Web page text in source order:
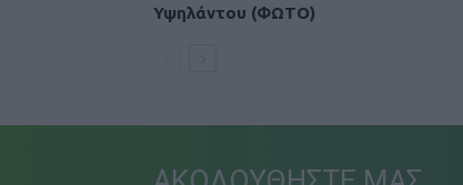
Υψηλάντου (ΦΩΤΟ)